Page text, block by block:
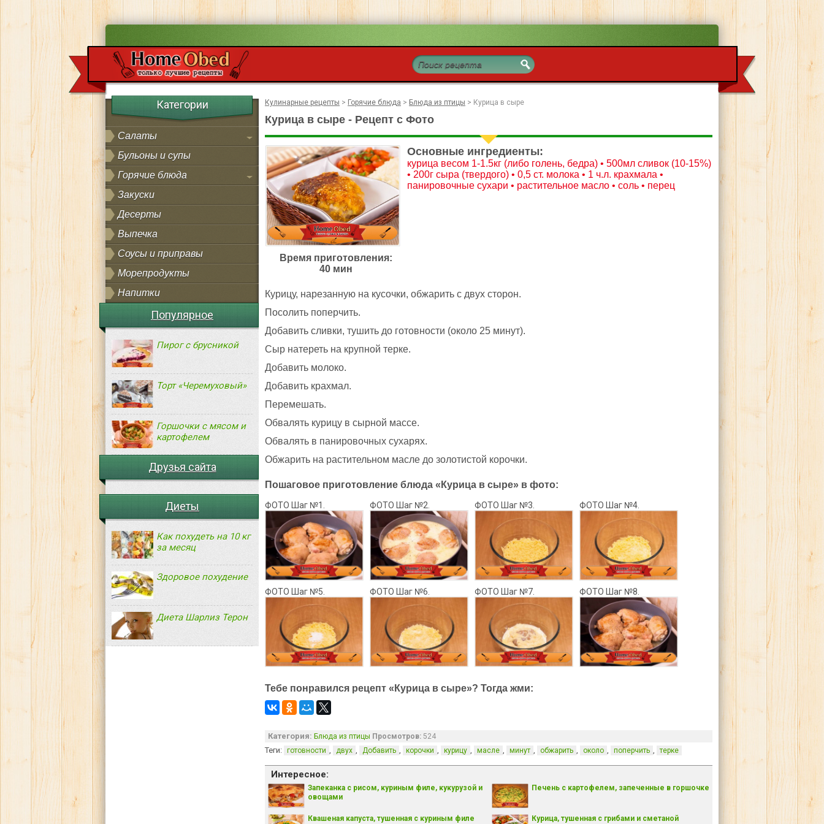
Категории
Салаты
Бульоны и супы
Горячие блюда
Закуски
Десерты
Выпечка
Соусы и приправы
Морепродукты
Напитки
Популярное
Пирог с брусникой
Торт «Черемуховый»
Горшочки с мясом и
картофелем
Друзья сайта
Диеты
Как похудеть на 10 кг
за месяц
Здоровое похудение
Диета Шарлиз Терон
Кулинарные рецепты > Горячие блюда > Блюда из птицы > Курица в сыре
Курица в сыре - Рецепт с Фото
Время приготовления:
40 мин
Основные ингредиенты:
курица весом 1-1.5кг (либо голень, бедра) • 500мл сливок (10-15%)
• 200г сыра (твердого) • 0,5 ст. молока • 1 ч.л. крахмала •
панировочные сухари • растительное масло • соль • перец
Курицу, нарезанную на кусочки, обжарить с двух сторон.
Посолить поперчить.
Добавить сливки, тушить до готовности (около 25 минут).
Сыр натереть на крупной терке.
Добавить молоко.
Добавить крахмал.
Перемешать.
Обвалять курицу в сырной массе.
Обвалять в панировочных сухарях.
Обжарить на растительном масле до золотистой корочки.
Пошаговое приготовление блюда «Курица в сыре» в фото:
ФОТО Шаг №1. ФОТО Шаг №2. ФОТО Шаг №3. ФОТО Шаг №4.
ФОТО Шаг №5. ФОТО Шаг №6. ФОТО Шаг №7. ФОТО Шаг №8.
Тебе понравился рецепт «Курица в сыре»? Тогда жми:
Категория: Блюда из птицы Просмотров: 524
Теги: готовности , двух , Добавить , корочки , курицу , масле , минут , обжарить , около , поперчить , терке
Интересное:
Запеканка с рисом, куриным филе, кукурузой и
овощами
Печень с картофелем, запеченные в горшочке
Квашеная капуста, тушенная с куриным филе Курица, тушенная с грибами и сметаной